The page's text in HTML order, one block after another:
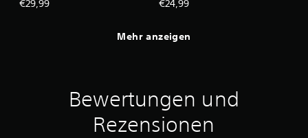
€29,99 €24,99
Mehr anzeigen
Bewertungen und
Rezensionen